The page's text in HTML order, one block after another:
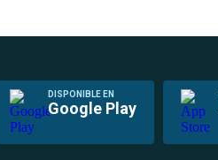
DISPONIBLE EN
Google Play